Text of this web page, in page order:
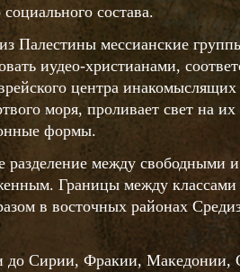
состава.
Палестины мессианские
иудео-христианами,
центра
моря, проливает свет на
формы.
разделение между свободными
Границы между
в восточных районах
Сирии, Фракии, Македонии,